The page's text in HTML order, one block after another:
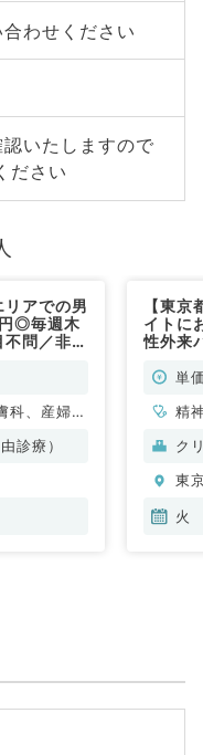
わせください
いたしますので
ださい
リアでの男
◎毎週木
問／非常
科、産婦人
鼻咽喉科、
健診・人
不問
診療）
【東
イトに
性外来
目不問
単
精
科
一
間
ク
東
火